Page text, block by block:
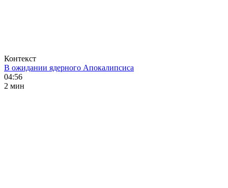
Контекст
В ожидании ядерного Апокалипсиса
04:56
2 мин